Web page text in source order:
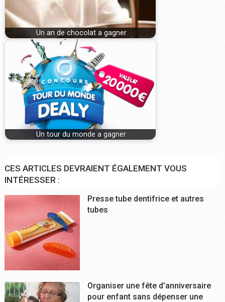
Un an de chocolat a gagner
Un tour du monde a gagner
CES ARTICLES DEVRAIENT ÉGALEMENT VOUS
INTÉRESSER :
Presse tube dentifrice et autres
tubes
Organiser une fête d’anniversaire
pour enfant sans dépenser une